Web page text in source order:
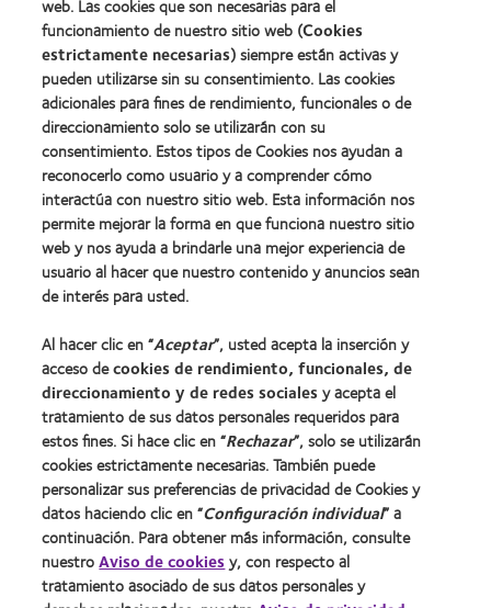
Nuestros productos
Encuentra tu lente
Tecnología de lentes de contacto
Lentes de contacto y visión
Usuario con experiencia
Acerca de CooperVision
Carreras
Noticias
Contacto
Legal
web. Las cookies que son necesarias para el
funcionamiento de nuestro sitio web (Cookies
estrictamente necesarias) siempre están activas y
pueden utilizarse sin su consentimiento. Las cookies
adicionales para fines de rendimiento, funcionales o de
direccionamiento solo se utilizarán con su
consentimiento. Estos tipos de Cookies nos ayudan a
reconocerlo como usuario y a comprender cómo
interactúa con nuestro sitio web. Esta información nos
permite mejorar la forma en que funciona nuestro sitio
web y nos ayuda a brindarle una mejor experiencia de
usuario al hacer que nuestro contenido y anuncios sean
de interés para usted.
Al hacer clic en “Aceptar”, usted acepta la inserción y
acceso decookies de rendimiento, funcionales, de
direccionamiento y de redes socialesy acepta el
tratamiento de sus datos personales requeridos para
estos fines. Si hace clic en “Rechazar”, solo se utilizarán
cookies estrictamente necesarias. También puede
personalizar sus preferencias de privacidad de Cookies y
datos haciendo clic en “Configuración individual” a
continuación. Para obtener más información, consulte
nuestroAviso de cookiesy, con respecto al
tratamiento asociado de sus datos personales y